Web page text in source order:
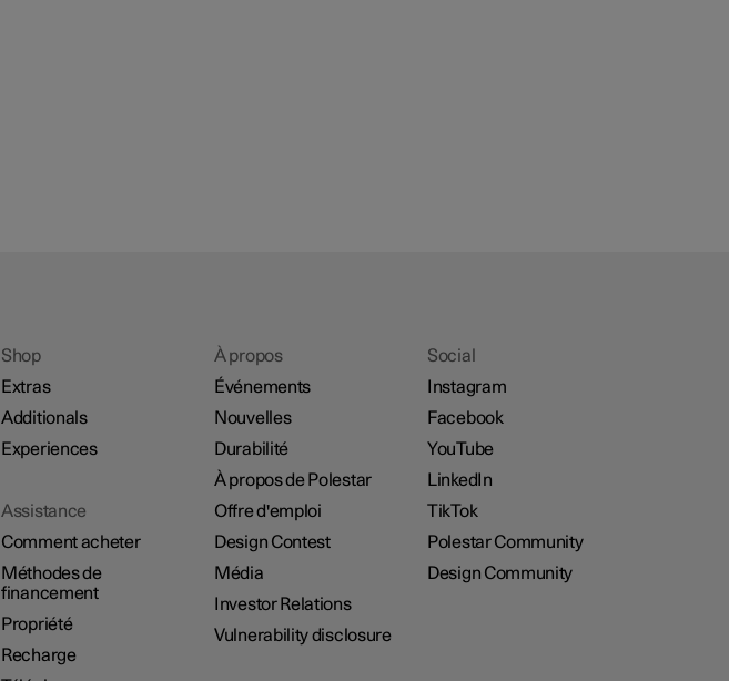
Shop
Extras
Additionals
Experiences
Assistance
Comment acheter
Méthodes de
financement
Propriété
Recharge
À propos
Événements
Nouvelles
Durabilité
À propos de Polestar
Offre d'emploi
Design Contest
Média
Investor Relations
Vulnerability disclosure
Social
Instagram
Facebook
YouTube
LinkedIn
TikTok
Polestar Community
Design Community